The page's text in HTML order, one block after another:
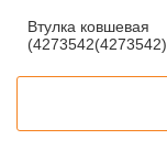
Втулка ковшевая
(4273542(4273542)